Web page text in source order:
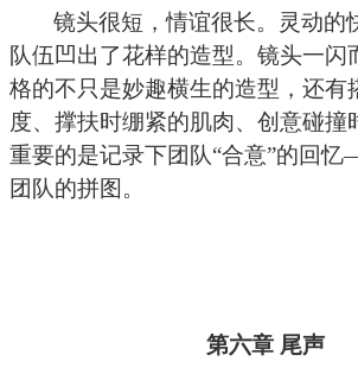
镜头很短，情谊很长。灵动的
队伍凹出了花样的造型。镜头一闪
格的不只是妙趣横生的造型，还有
度、撑扶时绷紧的肌肉、创意碰撞
重要的是记录下团队“合意”的回
团队的拼图。
第六章 尾声